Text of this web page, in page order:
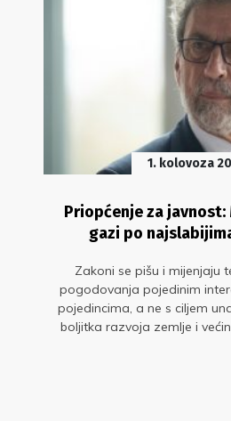
1. kolovoza
Priopćenje za javnost:
gazi po
Zakoni se pišu i mijenjaju
pogodovanja pojedinim
pojedincima, a ne s ciljem
boljitka razvoja zemlje i